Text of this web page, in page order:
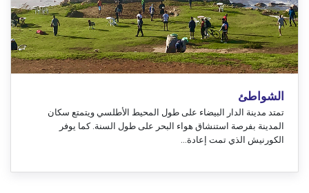
الشواطئ
تمتد مدينة الدار البيضاء على طول المحيط الأطلسي ويتمتع سكان
المدينة بفرصة استنشاق هواء البحر على طول السنة. كما يوفر
الكورنيش الذي تمت إعادة...